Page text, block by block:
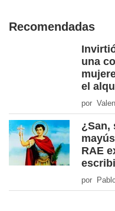
Recomendadas
una
el
por
¿San,
RAE
por